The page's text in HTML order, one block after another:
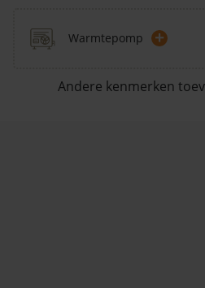
Warmtepomp +
Andere kenmerken